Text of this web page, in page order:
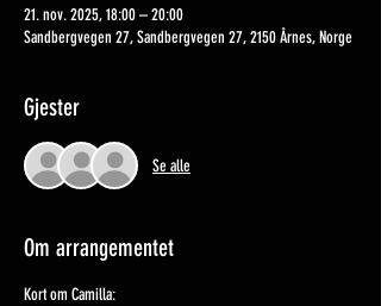
21. nov. 2025, 18:00 – 20:00
Sandbergvegen 27, Sandbergvegen 27, 2150 Årnes, Norge
Gjester
Se alle
Om arrangementet
Kort om Camilla: